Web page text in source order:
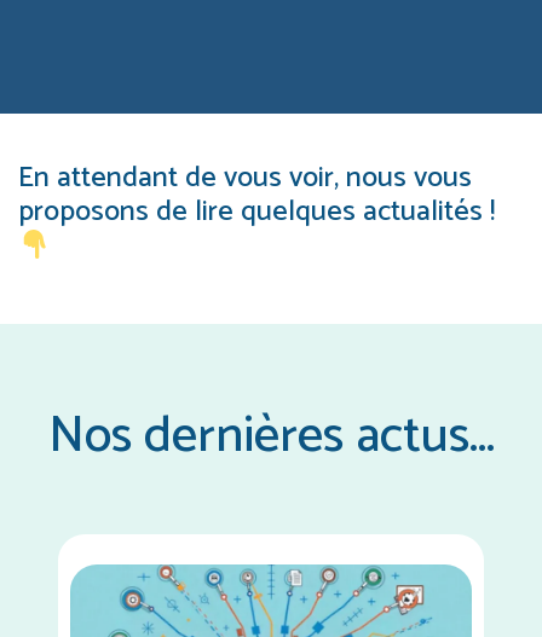
En attendant de vous voir, nous vous
proposons de lire quelques actualités !
Nos dernières actus...